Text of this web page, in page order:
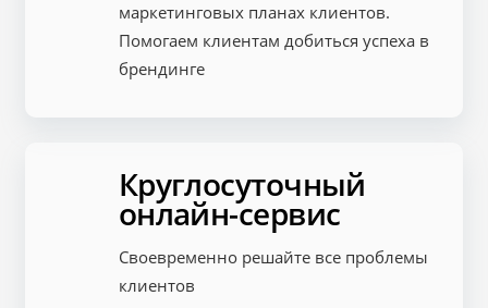
маркетинговых планах клиентов.
Помогаем клиентам добиться успеха в
брендинге
Круглосуточный
онлайн-сервис
Своевременно решайте все проблемы
клиентов